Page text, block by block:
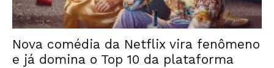
Nova comédia da Netflix vira fenômeno
e já domina o Top 10 da plataforma